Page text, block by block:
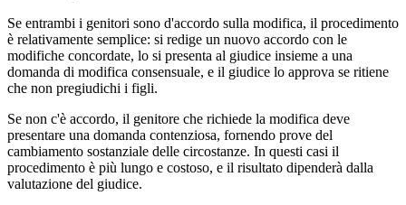
Se entrambi i genitori sono d'accordo sulla modifica, il procedimento
è relativamente semplice: si redige un nuovo accordo con le
modifiche concordate, lo si presenta al giudice insieme a una
domanda di modifica consensuale, e il giudice lo approva se ritiene
che non pregiudichi i figli.
Se non c'è accordo, il genitore che richiede la modifica deve
presentare una domanda contenziosa, fornendo prove del
cambiamento sostanziale delle circostanze. In questi casi il
procedimento è più lungo e costoso, e il risultato dipenderà dalla
valutazione del giudice.